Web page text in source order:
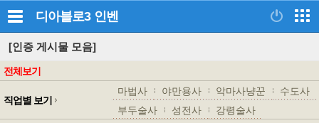
디아블로3 인벤
[인증 게시물 모음]
전체보기
직업별 보기
마법사 야만용사 악마사냥꾼
수도사
부두술사
성전사 강령술사